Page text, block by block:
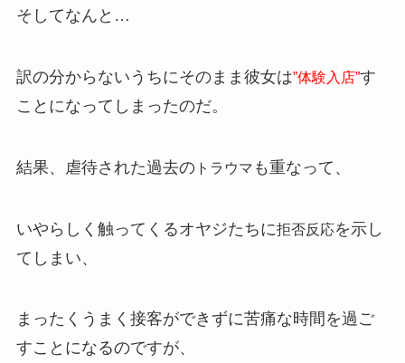
そしてなんと…
訳の分からないうちにそのまま彼女は”体験入店”す
ことになってしまったのだ。
結果、虐待された過去のトラウマ も重なって、
いやらしく触ってくるオヤジたちに拒否反応を示し
てしまい、
まったくうまく接客ができずに苦痛な時間を過ご
すことになるのですが、